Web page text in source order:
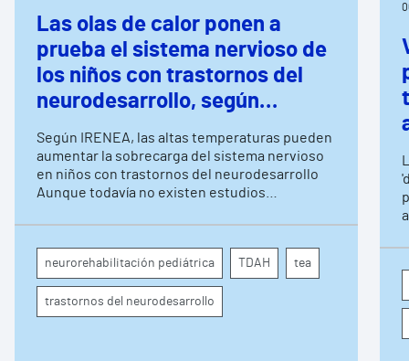
Las olas de calor ponen a
prueba el sistema nervioso de
los niños con trastornos del
neurodesarrollo, según
expertos en
neurorrehabilitación
pediátrica de Vithas
Según IRENEA, las altas temperaturas pueden
aumentar la sobrecarga del sistema nervioso
en niños con trastornos del neurodesarrollo
Aunque todavía no existen estudios
comprender por qué el calor puede influir en la
atención, la regulación emocional y la
conducta
neurorehabilitación pediátrica TDAH tea
trastornos del neurodesarrollo